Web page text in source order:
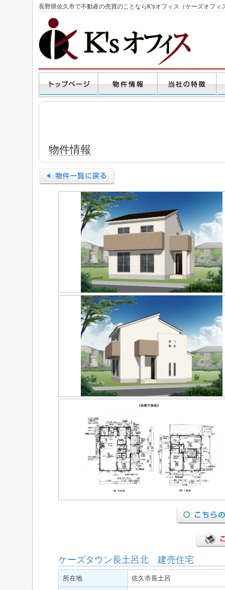
長野県佐久市で不動産の売買のことならK'sオフィス（ケーズオフィ
物件情報
ケーズタウン長土呂北 建売住宅
所在地 佐久市長土呂